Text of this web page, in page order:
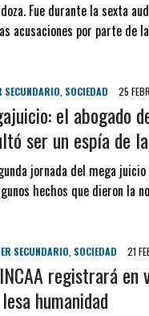
Fue durante la sexta
acusaciones por parte de
SECUNDARIO SOCIEDAD 25
el abogado
ser un espía de
jornada del mega
hechos que dieron la
SECUNDARIO SOCIEDAD 21
registrará
humanidad